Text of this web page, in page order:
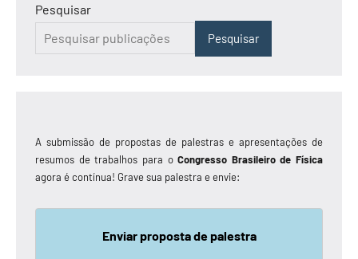
Pesquisar
Pesquisar
A submissão de propostas de palestras e apresentações de
resumos de trabalhos para oCongresso Brasileiro de Física
agora é contínua! Grave sua palestra e envie:
Enviar proposta de palestra